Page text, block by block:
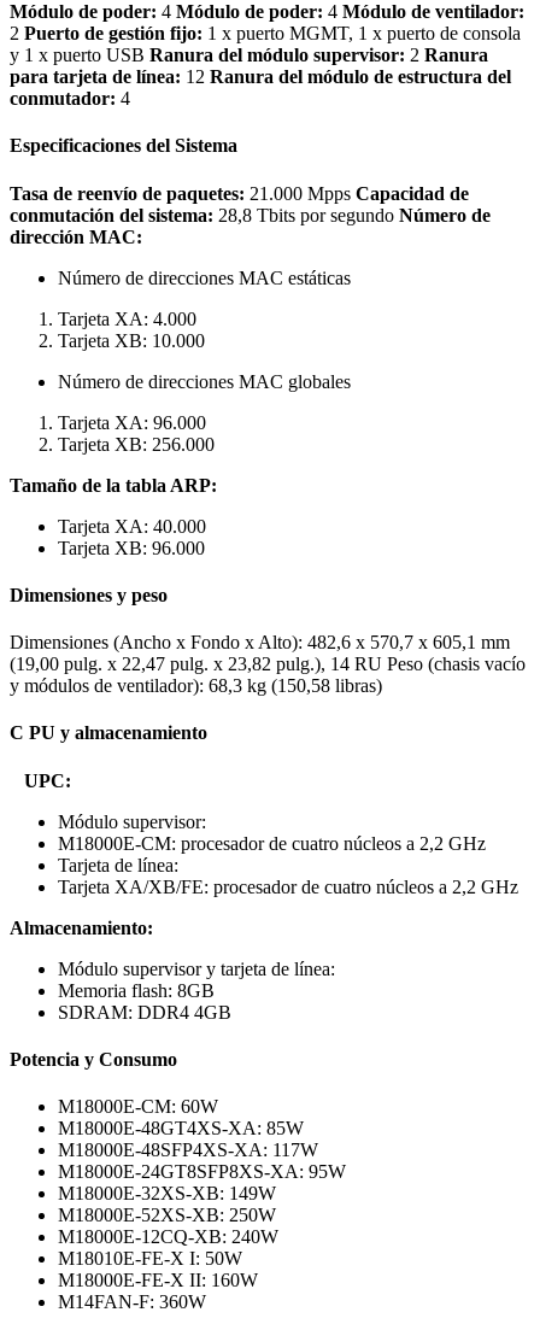
Módulo de poder: 4 Módulo de poder: 4 Módulo de ventilador:
2 Puerto de gestión fijo: 1 x puerto MGMT, 1 x puerto de consola
y 1 x puerto USB Ranura del módulo supervisor: 2 Ranura
para tarjeta de línea: 12 Ranura del módulo de estructura del
conmutador: 4
Especificaciones del Sistema
Tasa de reenvío de paquetes: 21.000 Mpps Capacidad de
conmutación del sistema: 28,8 Tbits por segundo Número de
dirección MAC:
Número de direcciones MAC estáticas
Tarjeta XA: 4.000
Tarjeta XB: 10.000
Número de direcciones MAC globales
Tarjeta XA: 96.000
Tarjeta XB: 256.000
Tamaño de la tabla ARP:
Tarjeta XA: 40.000
Tarjeta XB: 96.000
Dimensiones y peso
Dimensiones (Ancho x Fondo x Alto): 482,6 x 570,7 x 605,1 mm
(19,00 pulg. x 22,47 pulg. x 23,82 pulg.), 14 RU Peso (chasis vacío
y módulos de ventilador): 68,3 kg (150,58 libras)
C PU y almacenamiento
UPC:
Módulo supervisor:
M18000E-CM: procesador de cuatro núcleos a 2,2 GHz
Tarjeta de línea:
Tarjeta XA/XB/FE: procesador de cuatro núcleos a 2,2 GHz
Almacenamiento:
Módulo supervisor y tarjeta de línea:
Memoria flash: 8GB
SDRAM: DDR4 4GB
Potencia y Consumo
M18000E-CM: 60W
M18000E-48GT4XS-XA: 85W
M18000E-48SFP4XS-XA: 117W
M18000E-24GT8SFP8XS-XA: 95W
M18000E-32XS-XB: 149W
M18000E-52XS-XB: 250W
M18000E-12CQ-XB: 240W
M18010E-FE-X I: 50W
M18000E-FE-X II: 160W
M14FAN-F: 360W